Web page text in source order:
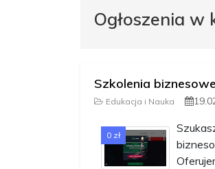
Ogłoszenia w
Szkolenia
Edukacja i Nauka
0 zł